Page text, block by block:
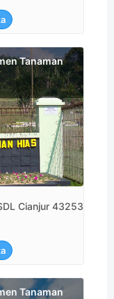
Tanaman
Cianjur 43253
Tanaman